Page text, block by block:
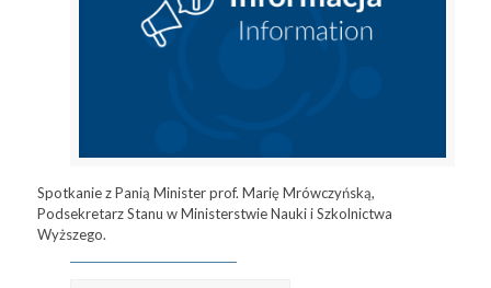
Spotkanie z Panią Minister prof. Marię Mrówczyńską,
Podsekretarz Stanu w Ministerstwie Nauki i Szkolnictwa
Wyższego.